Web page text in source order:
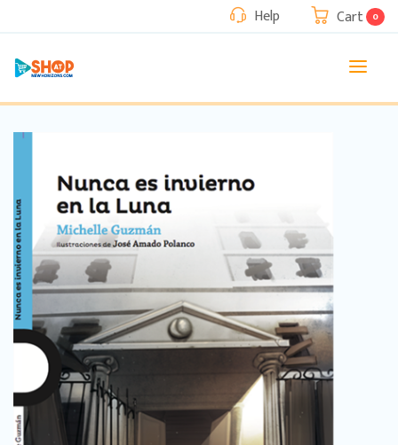
Help Cart 0